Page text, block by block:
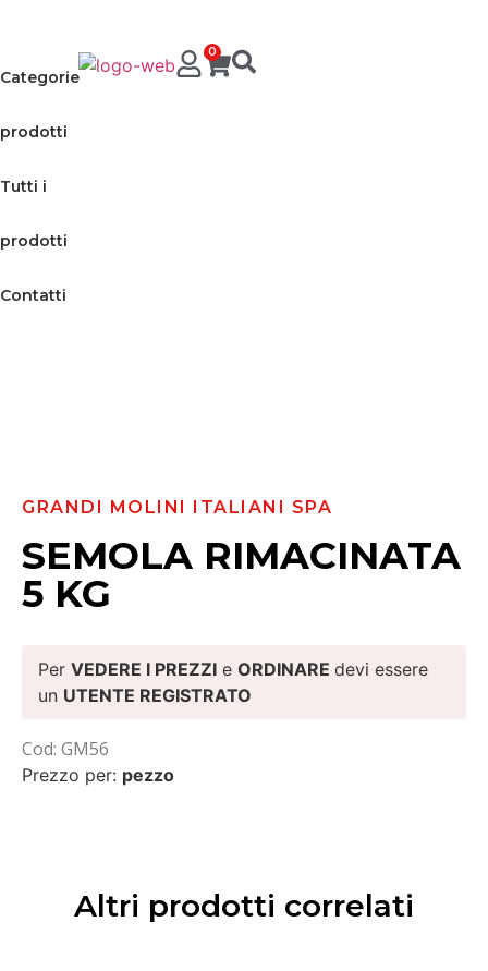
Categorie
prodotti
Tutti i
prodotti
Contatti
0
GRANDI MOLINI ITALIANI SPA
SEMOLA RIMACINATA
5 KG
Per VEDERE I PREZZI e ORDINARE devi essere
un UTENTE REGISTRATO
Cod: GM56
Prezzo per: pezzo
Altri prodotti correlati